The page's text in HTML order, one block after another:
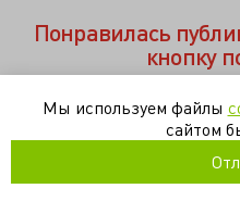
Понравилась
кнопку
профессор сеченовский
Мы используем файлы
сайтом